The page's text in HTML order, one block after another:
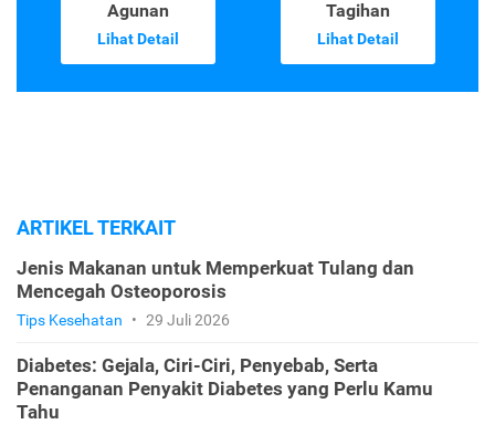
Agunan
Lihat Detail
Tagihan
Lihat Detail
ARTIKEL TERKAIT
Jenis Makanan untuk Memperkuat Tulang dan
Mencegah Osteoporosis
Tips Kesehatan • 29 Juli 2026
Diabetes: Gejala, Ciri-Ciri, Penyebab, Serta
Penanganan Penyakit Diabetes yang Perlu Kamu
Tahu